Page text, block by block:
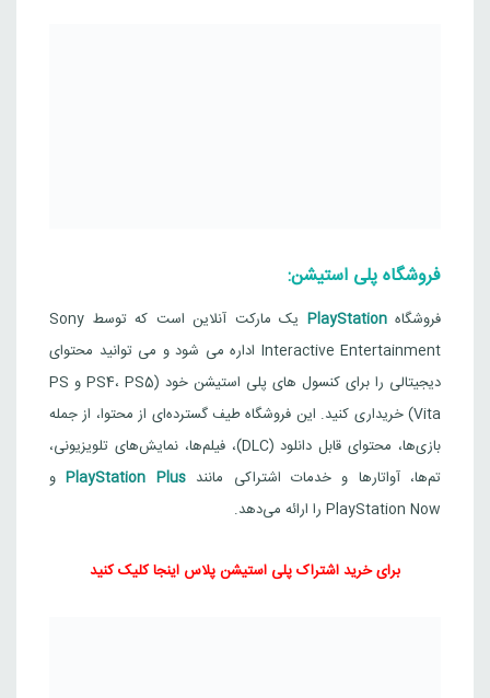
فروشگاه پلی استیشن:
فروشگاهPlayStation
یک مارکت آنلاین است که توسط Sony
Interactive Entertainment اداره می شود و می توانید محتوای
دیجیتالی را برای کنسول های پلی استیشن خود (PS4، PS5 و PS
Vita) خریداری کنید. این فروشگاه طیف گسترده‌ای از محتوا، از جمله
بازی‌ها، محتوای قابل دانلود (DLC)، فیلم‌ها، نمایش‌های تلویزیونی،
تم‌ها، آواتارها و خدمات اشتراکی مانندPlayStation Plusو
PlayStation Now را ارائه می‌دهد.
برای خرید اشتراک پلی استیشن پلاس اینجا کلیک کنید